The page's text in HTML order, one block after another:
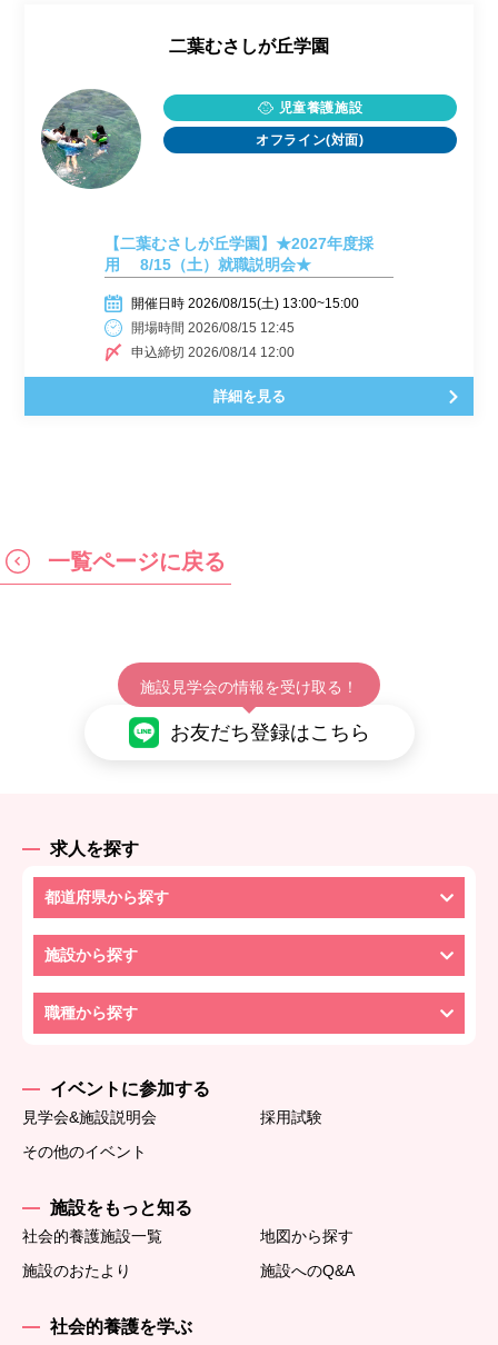
二葉むさしが丘学園
児童養護施設
オフライン(対面)
【二葉むさしが丘学園】★2027年度採
用 8/15（土）就職説明会★
開催日時 2026/08/15(土) 13:00~15:00
開場時間 2026/08/15 12:45
申込締切 2026/08/14 12:00
詳細を見る
一覧ページに戻る
施設見学会の情報を受け取る！
お友だち登録はこちら
求人を探す
都道府県から探す
施設から探す
職種から探す
イベントに参加する
見学会&施設説明会
採用試験
その他のイベント
施設をもっと知る
社会的養護施設一覧
地図から探す
施設のおたより
施設へのQ&A
社会的養護を学ぶ